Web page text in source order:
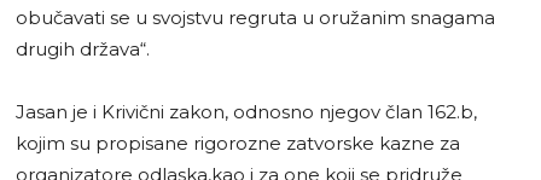
obučavati se u svojstvu regruta u oružanim snagama
drugih država“.
Jasan je i Krivični zakon, odnosno njegov član 162.b,
kojim su propisane rigorozne zatvorske kazne za
organizatore odlaska,kao i za one koji se pridruže